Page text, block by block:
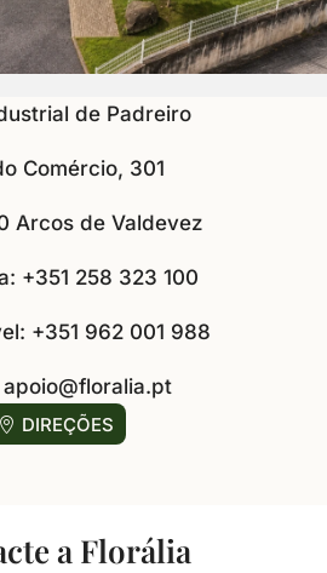
de Padreiro
Comércio, 301
Arcos de Valdevez
+351 258 323 100
+351 962 001 988
apoio@floralia.pt
DIREÇÕES
a Florália